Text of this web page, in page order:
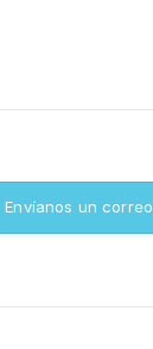
Envíanos un correo